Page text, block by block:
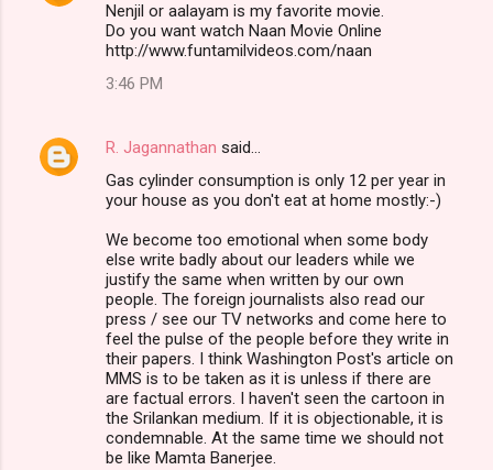
Nenjil or aalayam is my favorite movie.
Do you want watch Naan Movie Online
http://www.funtamilvideos.com/naan
3:46 PM
R. Jagannathan said…
Gas cylinder consumption is only 12 per year in
your house as you don't eat at home mostly:-)
We become too emotional when some body
else write badly about our leaders while we
justify the same when written by our own
people. The foreign journalists also read our
press / see our TV networks and come here to
feel the pulse of the people before they write in
their papers. I think Washington Post's article on
MMS is to be taken as it is unless if there are
are factual errors. I haven't seen the cartoon in
the Srilankan medium. If it is objectionable, it is
condemnable. At the same time we should not
be like Mamta Banerjee.